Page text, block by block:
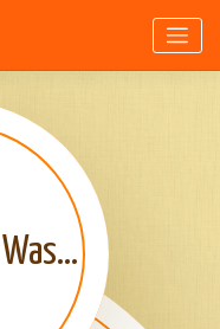
Was hilft bei Wassereinlagerungen(Ödemen) in der Schwangerschaft?